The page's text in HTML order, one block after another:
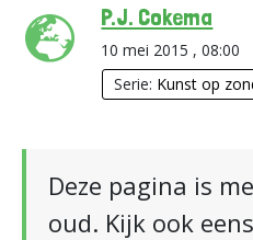
P.J. Cokema
10 mei 2015 , 08:00
Serie: Kunst op
Deze pagina is
oud. Kijk ook